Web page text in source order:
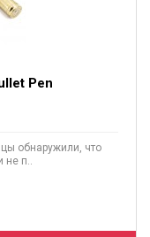
Pen
обнаружили, что
п..